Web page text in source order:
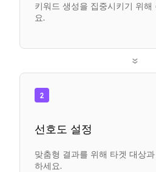
키워드 생성을 집중시키기 위해
요.
»
2
선호도 설정
맞춤형 결과를 위해 타겟 대상
하세요.